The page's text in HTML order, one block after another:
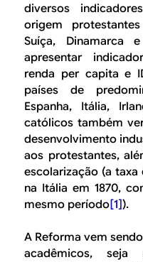
diversos
origem
Suíça, Dinamarca
apresentar
renda per capita e
países de
Espanha, Itália,
católicos também
desenvolvimento
aos protestantes,
escolarização (a
na Itália em 1870,
mesmo período[1]).
A Reforma vem
acadêmicos, seja